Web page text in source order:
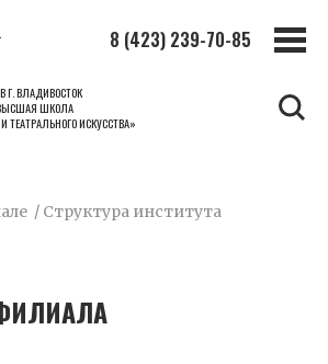
Г. ВЛАДИВОСТОК
ШКОЛА
ТЕАТРАЛЬНОГО ИСКУССТВА»
8 (423) 239-70-85
/ Структура института